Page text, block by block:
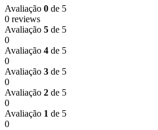
Avaliação 0 de 5
0 reviews
Avaliação 5 de 5
0
Avaliação 4 de 5
0
Avaliação 3 de 5
0
Avaliação 2 de 5
0
Avaliação 1 de 5
0